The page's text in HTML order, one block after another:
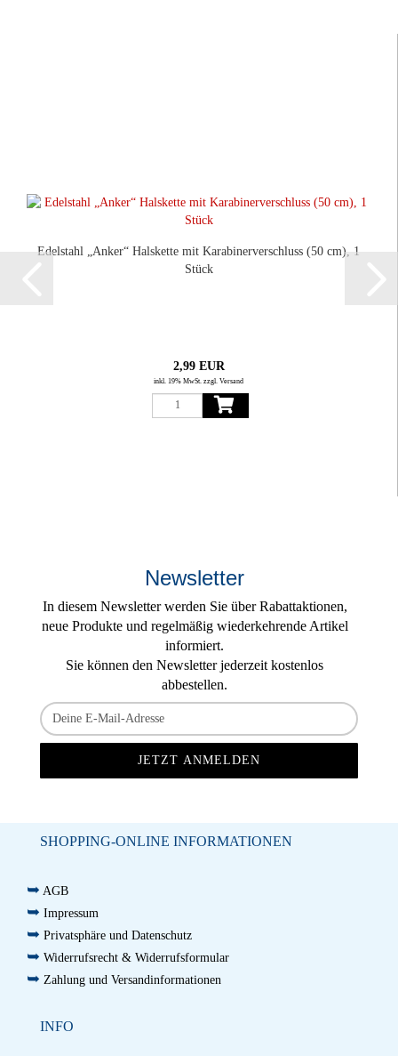
Edelstahl „Anker“ Halskette mit Karabinerverschluss (50 cm), 1
Stück
2,99 EUR
inkl. 19% MwSt. zzgl. Versand
Newsletter
In diesem Newsletter werden Sie über Rabattaktionen,
neue Produkte und regelmäßig wiederkehrende Artikel
informiert.
Sie können den Newsletter jederzeit kostenlos
abbestellen.
SHOPPING-ONLINE INFORMATIONEN
➥ AGB
➥ Impressum
➥ Privatsphäre und Datenschutz
➥ Widerrufsrecht & Widerrufsformular
➥ Zahlung und Versandinformationen
INFO